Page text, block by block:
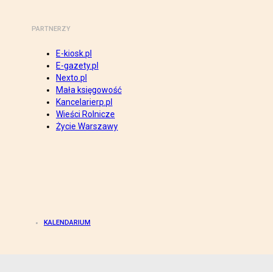
PARTNERZY
E-kiosk.pl
E-gazety.pl
Nexto.pl
Mała księgowość
Kancelarierp.pl
Wieści Rolnicze
Życie Warszawy
KALENDARIUM